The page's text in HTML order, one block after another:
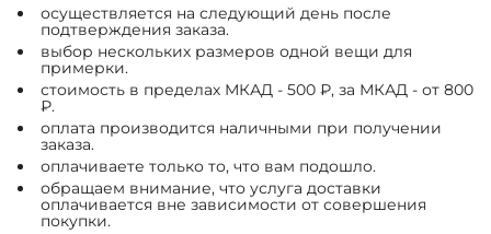
осуществляется на следующий день после
подтверждения заказа.
выбор нескольких размеров одной вещи для
примерки.
стоимость в пределах МКАД - 500 ₽, за МКАД - от 800
₽.
оплата производится наличными при получении
заказа.
оплачиваете только то, что вам подошло.
обращаем внимание, что услуга доставки
оплачивается вне зависимости от совершения
покупки.